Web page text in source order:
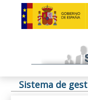
Sistema de